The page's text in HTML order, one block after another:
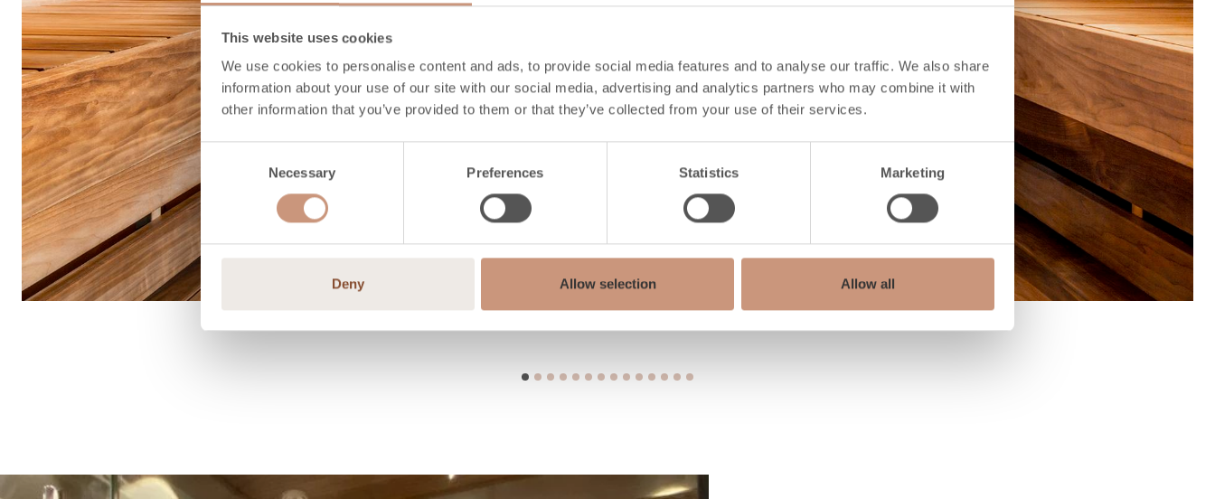
This website uses cookies
We use cookies to personalise content and ads, to provide social media features and to analyse our traffic. We also share
information about your use of our site with our social media, advertising and analytics partners who may combine it with
other information that you’ve provided to them or that they’ve collected from your use of their services.
Consent
Necessary Preferences Statistics Marketing
Deny Allow selection Allow all